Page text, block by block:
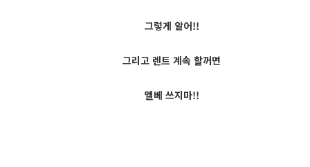
그렇게 알어!!
그리고 렌트 계속 할꺼면
엘베 쓰지마!!